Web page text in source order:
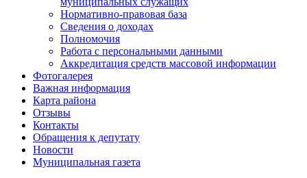
Нормативно-правовая база
Сведения о доходах
Полномочия
Работа с персональными данными
Аккредитация средств массовой информации
Фотогалерея
Важная информация
Карта района
Отзывы
Контакты
Обращения к депутату
Новости
Муниципальная газета